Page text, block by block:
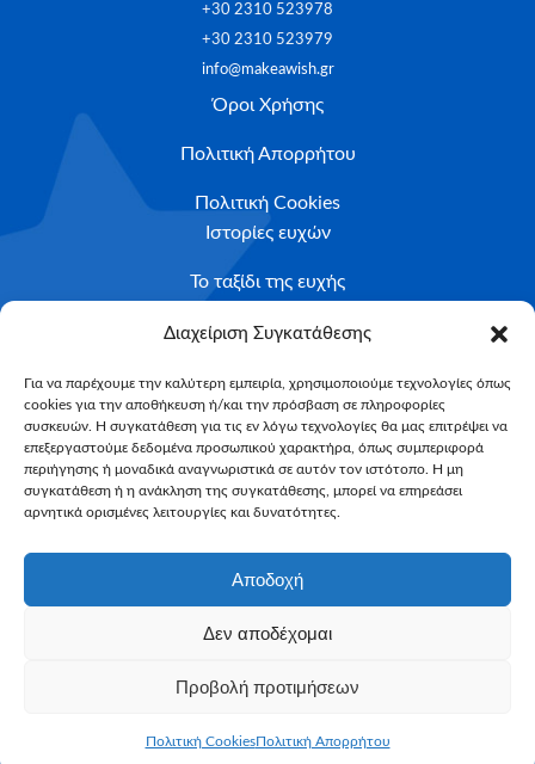
Διαχείριση Συγκατάθεσης
Για να παρέχουμε την καλύτερη εμπειρία, χρησιμοποιούμε τεχνολογίες όπως
cookies για την αποθήκευση ή/και την πρόσβαση σε πληροφορίες
συσκευών. Η συγκατάθεση για τις εν λόγω τεχνολογίες θα μας επιτρέψει να
επεξεργαστούμε δεδομένα προσωπικού χαρακτήρα, όπως συμπεριφορά
περιήγησης ή μοναδικά αναγνωριστικά σε αυτόν τον ιστότοπο. Η μη
συγκατάθεση ή η ανάκληση της συγκατάθεσης, μπορεί να επηρεάσει
αρνητικά ορισμένες λειτουργίες και δυνατότητες.
Αποδοχή
Δεν αποδέχομαι
Προβολή προτιμήσεων
Πολιτική CookiesΠολιτική Απορρήτου
+30 2310 523978
+30 2310 523979
info@makeawish.gr
Όροι Χρήσης
Πολιτική Απορρήτου
Πολιτική Cookies
Ιστορίες ευχών
Το ταξίδι της ευχής
Κριτήρια Καταλληλότητας
Υποβολή Αιτήματος
NEWSLETTER
Email*
All Rights Reserved